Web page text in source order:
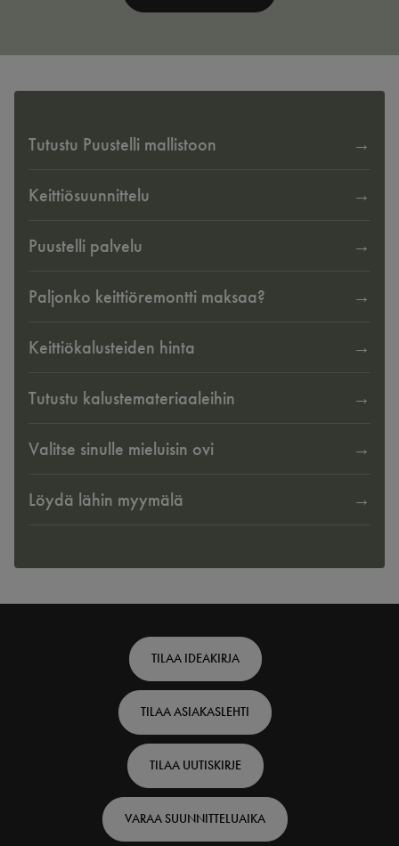
Tutustu Puustelli mallistoon
Keittiösuunnittelu
Puustelli palvelu
Paljonko keittiöremontti maksaa?
Keittiökalusteiden hinta
Tutustu kalustemateriaaleihin
Valitse sinulle mieluisin ovi
Löydä lähin myymälä
Finnish
TILAA IDEAKIRJA
TILAA ASIAKASLEHTI
TILAA UUTISKIRJE
VARAA SUUNNITTELUAIKA